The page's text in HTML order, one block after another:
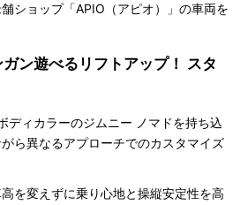
ショップ「APIO（アピオ）」の車両を
ン遊べるリフトアップ！ スタ
ィカラーのジムニー ノマドを持ち込
ら異なるアプローチでのカスタマイズ
を変えずに乗り心地と操縦安定性を高